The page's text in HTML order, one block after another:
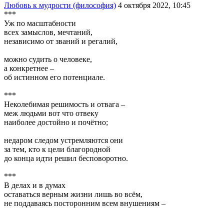
Любовь к мудрости (философия) 4 октября 2022, 10:45
***
Уж по масштабности
всех замыслов, мечтаний,
независимо от званий и регалий,
можно судить о человеке,
а конкретнее –
об истинном его потенциале.
***
Неколебимая решимость и отвага –
меж людьми вот что отвеку
наиболее достойно и почётно;
недаром следом устремляются они
за тем, кто к цели благородной
до конца идти решил бесповоротно.
***
В делах и в думах
оставаться верным жизни лишь во всём,
не поддаваясь посторонним всем внушениям –